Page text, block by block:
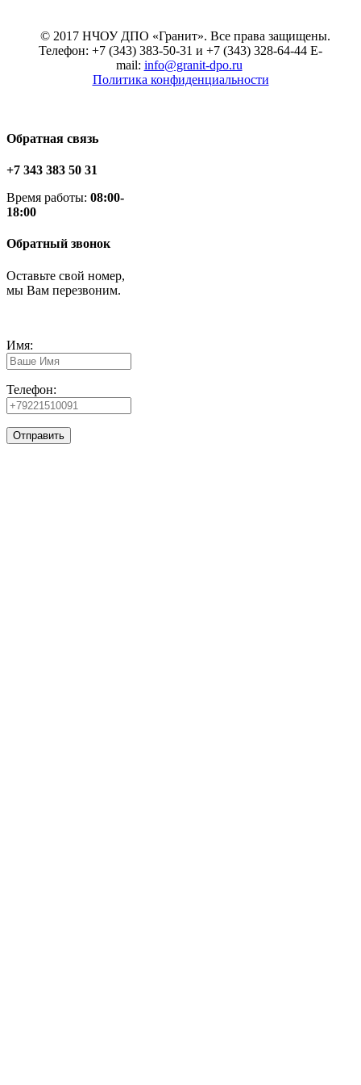
© 2017 НЧОУ ДПО «Гранит». Все права защищены.
Телефон: +7 (343) 383-50-31 и +7 (343) 328-64-44 E-
mail: info@granit-dpo.ru
Политика конфиденциальности
Обратная связь
+7 343 383 50 31
Время работы: 08:00-
18:00
Обратный звонок
Оставьте свой номер,
мы Вам перезвоним.
Имя:
Телефон: